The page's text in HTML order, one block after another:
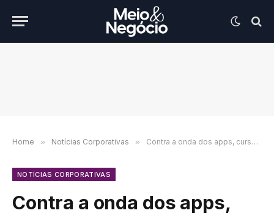
Home » Notícias Corporativas » Contra a onda dos apps, curso de inglês aposta no professor
NOTÍCIAS CORPORATIVAS
Contra a onda dos apps,